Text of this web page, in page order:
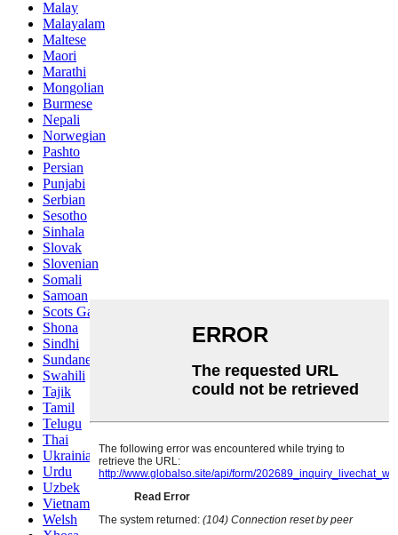
Malay
Malayalam
Maltese
Maori
Marathi
Mongolian
Burmese
Nepali
Norwegian
Pashto
Persian
Punjabi
Serbian
Sesotho
Sinhala
Slovak
Slovenian
Somali
Samoan
Scots Gaelic
Shona
Sindhi
Sundanese
Swahili
Tajik
Tamil
Telugu
Thai
Ukrainian
Urdu
Uzbek
Vietnamese
Welsh